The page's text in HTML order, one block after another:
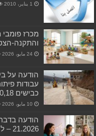
1 يناير، 2010
והתקנה-
24 مايو، 2026
עבודות
כבישים 7,9,10,18 בכפר עין קניה
10 مايو، 2026
הודעה
21.2026 – להפעלת בית חם לנערות מודל א+ב+ג